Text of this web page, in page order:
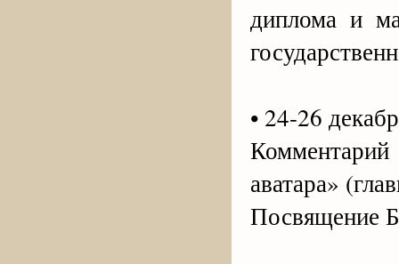
диплома и
• 24-26
аватара»
Посвящение